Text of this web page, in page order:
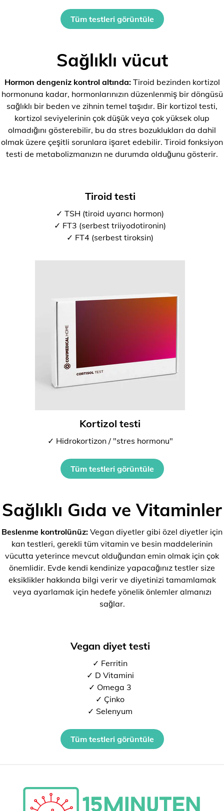
Tüm testleri görüntüle
Sağlıklı vücut
Hormon dengeniz kontrol altında:Tiroid bezinden kortizol
hormonuna kadar, hormonlarınızın düzenlenmiş bir döngüsü
sağlıklı bir beden ve zihnin temel taşıdır. Bir kortizol testi,
kortizol seviyelerinin çok düşük veya çok yüksek olup
olmadığını gösterebilir, bu da stres bozuklukları da dahil
olmak üzere çeşitli sorunlara işaret edebilir. Tiroid fonksiyon
testi de metabolizmanızın ne durumda olduğunu gösterir.
Tiroid testi
✓ TSH (tiroid uyarıcı hormon)
✓ FT3 (serbest triiyodotironin)
✓ FT4 (serbest tiroksin)
Kortizol testi
✓ Hidrokortizon / "stres hormonu"
Tüm testleri görüntüle
Sağlıklı Gıda ve Vitaminler
Beslenme kontrolünüz: Vegan diyetler gibi özel diyetler için
kan testleri, gerekli tüm vitamin ve besin maddelerinin
vücutta yeterince mevcut olduğundan emin olmak için çok
önemlidir. Evde kendi kendinize yapacağınız testler size
eksiklikler hakkında bilgi verir ve diyetinizi tamamlamak
veya ayarlamak için hedefe yönelik önlemler almanızı
sağlar.
Vegan diyet testi
✓ Ferritin
✓ D Vitamini
✓ Omega 3
✓ Çinko
✓ Selenyum
Tüm testleri görüntüle